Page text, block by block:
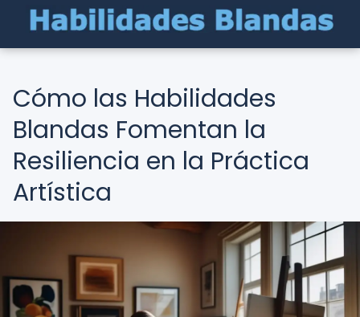
Cómo las Habilidades
Blandas Fomentan la
Resiliencia en la Práctica
Artística